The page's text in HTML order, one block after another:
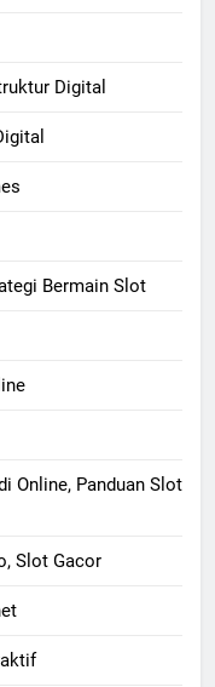
Digital
Bermain Slot
Online, Panduan Slot
Slot Gacor